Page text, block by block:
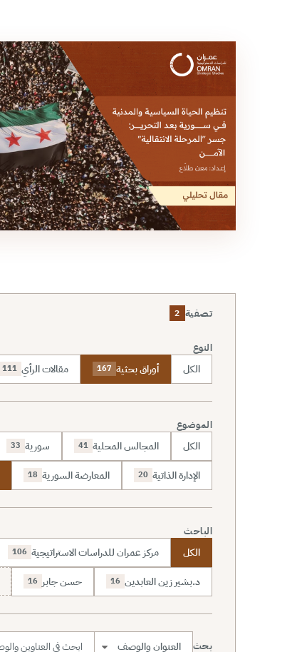
تصفية 2
النوع
الكل أوراق بحثية 167 مقالات الرأي 111
الموضوع
الكل المجالس المحلية 41 سورية 33
الإدارة الذاتية 20 المعارضة السورية 18
الباحث
الكل مركز عمران للدراسات الاستراتيجية 106
د.بشير زين العابدين 16 حسن جابر 16
بحث